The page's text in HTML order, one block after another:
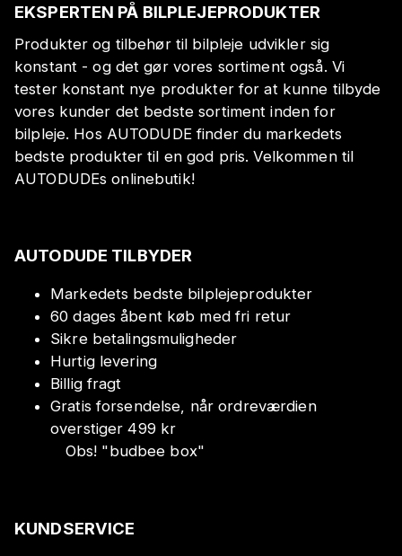
EKSPERTEN PÅ BILPLEJEPRODUKTER
Produkter og tilbehør til bilpleje udvikler sig
konstant - og det gør vores sortiment også. Vi
tester konstant nye produkter for at kunne tilbyde
vores kunder det bedste sortiment inden for
bilpleje. Hos AUTODUDE finder du markedets
bedste produkter til en god pris. Velkommen til
AUTODUDEs onlinebutik!
AUTODUDE TILBYDER
Markedets bedste bilplejeprodukter
60 dages åbent køb med fri retur
Sikre betalingsmuligheder
Hurtig levering
Billig fragt
Gratis forsendelse, når ordreværdien
overstiger 499 kr
Obs! "budbee box"
KUNDSERVICE